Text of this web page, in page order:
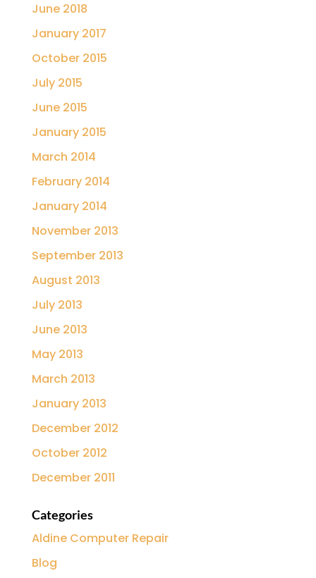
June 2018
January 2017
October 2015
July 2015
June 2015
January 2015
March 2014
February 2014
January 2014
November 2013
September 2013
August 2013
July 2013
June 2013
May 2013
March 2013
January 2013
December 2012
October 2012
December 2011
Categories
Aldine Computer Repair
Blog